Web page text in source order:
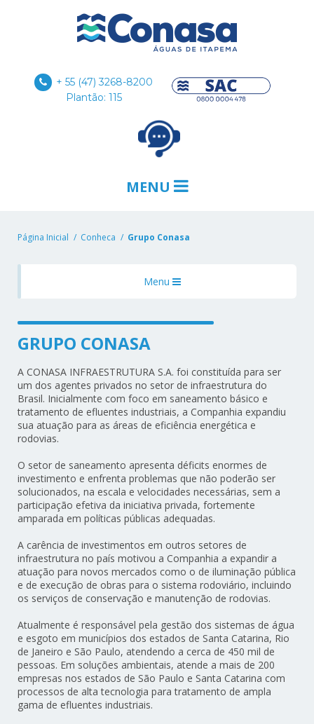
+ 55 (47) 3268-8200
Plantão: 115
MENU
Página Inicial Conheca Grupo Conasa
Menu
GRUPO CONASA
A CONASA INFRAESTRUTURA S.A. foi constituída para ser
um dos agentes privados no setor de infraestrutura do
Brasil. Inicialmente com foco em saneamento básico e
tratamento de efluentes industriais, a Companhia expandiu
sua atuação para as áreas de eficiência energética e
rodovias.
O setor de saneamento apresenta déficits enormes de
investimento e enfrenta problemas que não poderão ser
solucionados, na escala e velocidades necessárias, sem a
participação efetiva da iniciativa privada, fortemente
amparada em políticas públicas adequadas.
A carência de investimentos em outros setores de
infraestrutura no país motivou a Companhia a expandir a
atuação para novos mercados como o de iluminação pública
e de execução de obras para o sistema rodoviário, incluindo
os serviços de conservação e manutenção de rodovias.
Atualmente é responsável pela gestão dos sistemas de água
e esgoto em municípios dos estados de Santa Catarina, Rio
de Janeiro e São Paulo, atendendo a cerca de 450 mil de
pessoas. Em soluções ambientais, atende a mais de 200
empresas nos estados de São Paulo e Santa Catarina com
processos de alta tecnologia para tratamento de ampla
gama de efluentes industriais.